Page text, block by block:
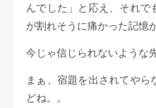
んでした」と応え、それで
が割れそうに痛かった記憶
今じゃ信じられないような
まぁ、宿題を出されてやら
どね。。